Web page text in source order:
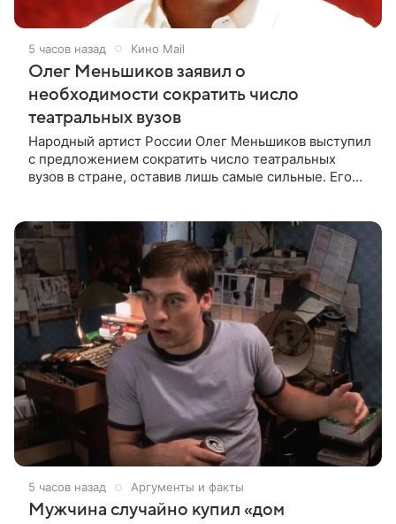
5 часов назад Кино Mail
Олег Меньшиков заявил о
необходимости сократить число
театральных вузов
Народный артист России Олег Меньшиков выступил
с предложением сократить число театральных
вузов в стране, оставив лишь самые сильные. Его
5 часов назад Аргументы и факты
Мужчина случайно купил «дом